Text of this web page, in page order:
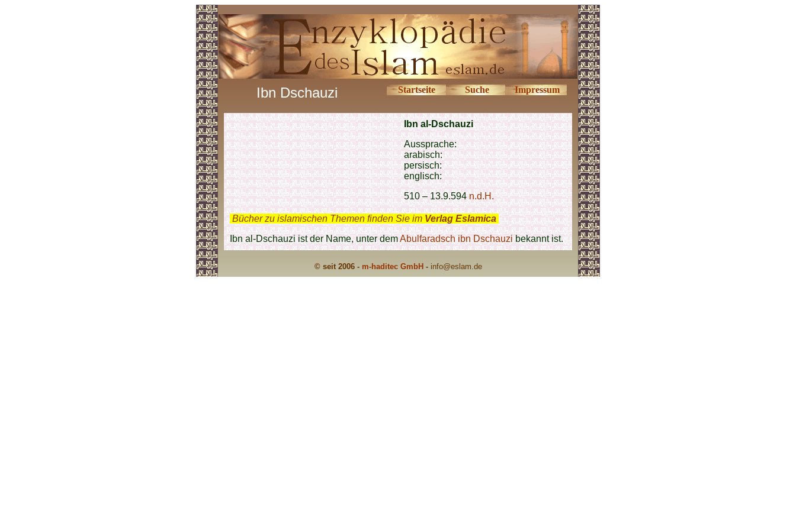
Ibn Dschauzi Startseite Suche Impressum
Ibn al-Dschauzi
Aussprache:
arabisch:
persisch:
englisch:
510 – 13.9.594n.d.H.
Bücher zu islamischen Themen finden Sie im Verlag Eslamica
Ibn al-Dschauzi ist der Name, unter demAbulfaradsch ibn Dschauzibekannt ist.
© seit 2006 - m-haditec GmbH - info@eslam.de